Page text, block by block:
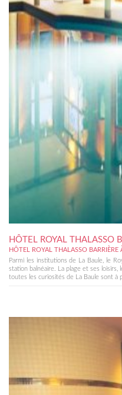
HÔTEL ROYAL THALASSO
HÔTEL ROYAL THALASSO
Parmi les institutions de La Baule, le
station balnéaire. La plage et ses
toutes les curiosités de La Baule sont à